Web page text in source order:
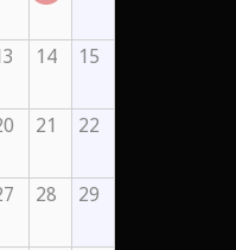
14 15
21 22
28 29